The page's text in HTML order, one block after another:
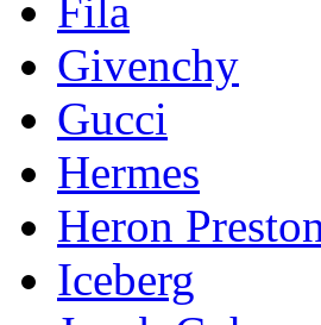
Fila
Givenchy
Gucci
Hermes
Heron
Iceberg